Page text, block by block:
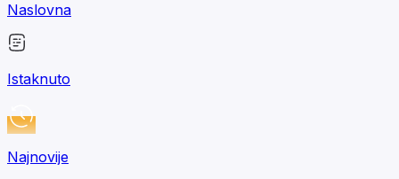
Naslovna
Istaknuto
Najnovije